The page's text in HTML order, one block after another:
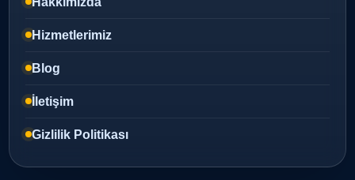
Hizmetlerimiz
Blog
İletişim
Gizlilik Politikası